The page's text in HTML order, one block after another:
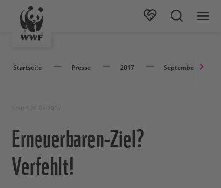
Startseite Presse 2017 September
Erneuerbaren-Ziel?
Verfehlt!